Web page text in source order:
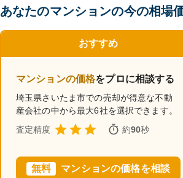
あなたのマンションの今の相場
おすすめ
マンションの価格をプロに相談する
埼玉県さいたま市での売却が得意な不動
産会社の中から最大6社を選択できます。
査定精度
約90秒
無料 マンションの価格を相談